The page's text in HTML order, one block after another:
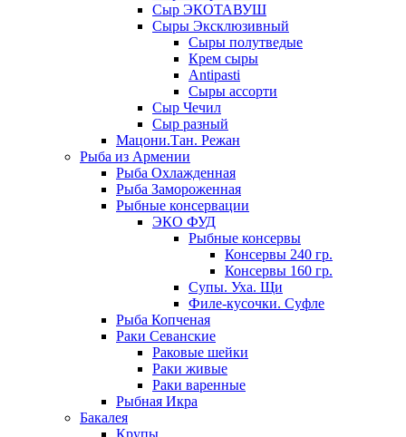
Сыр ЭКОТАВУШ
Сыры Эксклюзивный
Сыры полутведые
Крем сыры
Antipasti
Сыры ассорти
Сыр Чечил
Сыр разный
Мацони.Тан. Режан
Рыба из Армении
Рыба Охлажденная
Рыба Замороженная
Рыбные консервации
ЭКО ФУД
Рыбные консервы
Консервы 240 гр.
Консервы 160 гр.
Супы. Уха. Щи
Филе-кусочки. Суфле
Рыба Копченая
Раки Севанские
Раковые шейки
Раки живые
Раки варенные
Рыбная Икра
Бакалея
Крупы